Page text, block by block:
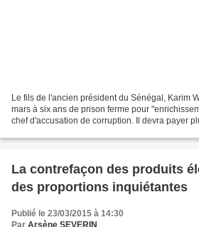
Le fils de l'ancien président du Sénégal, Karim
mars à six ans de prison ferme pour
chef d'accusation de corruption. Il devra payer
La contrefaçon des produits
des proportions inquiétantes
Publié le 23/03/2015 à 14:30